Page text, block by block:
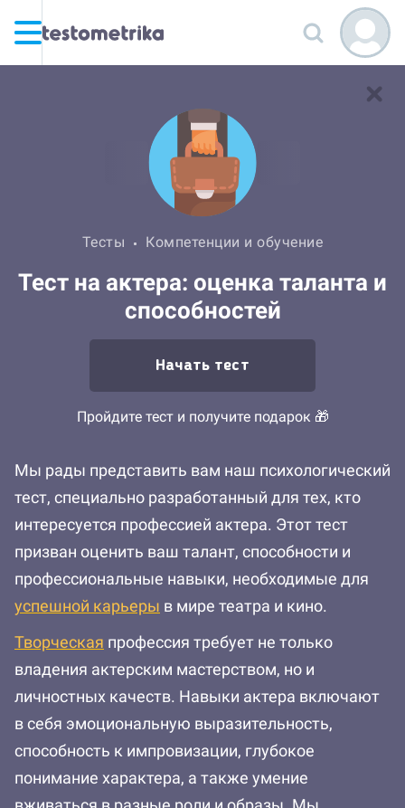
Тесты Компетенции и обучение
Тест на актера: оценка таланта и
способностей
Начать тест
Пройдите тест и получите подарок 🎁
Мы рады представить вам наш психологический
тест, специально разработанный для тех, кто
интересуется профессией актера. Этот тест
призван оценить ваш талант, способности и
профессиональные навыки, необходимые для
успешной карьеры в мире театра и кино.
Творческая профессия требует не только
владения актерским мастерством, но и
личностных качеств. Навыки актера включают
в себя эмоциональную выразительность,
способность к импровизации, глубокое
понимание характера, а также умение